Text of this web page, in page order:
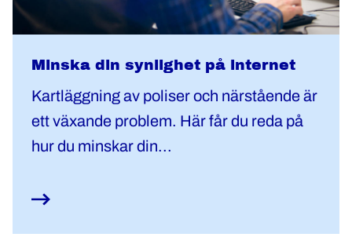
Minska din synlighet på internet
Kartläggning av poliser och närstående är
ett växande problem. Här får du reda på
hur du minskar din...